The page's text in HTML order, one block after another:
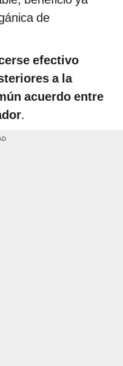
de
efectivo
a la
acuerdo entre
.